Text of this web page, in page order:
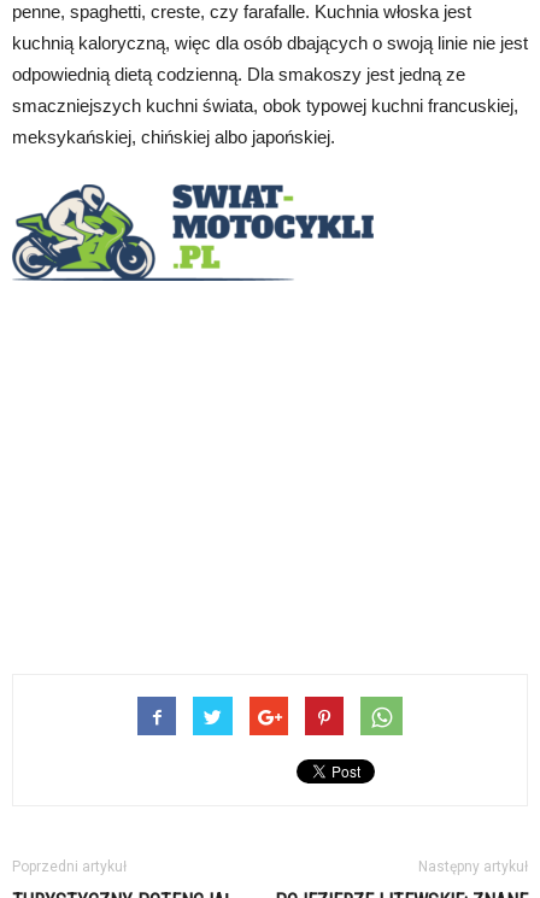
penne, spaghetti, creste, czy farafalle. Kuchnia włoska jest
kuchnią kaloryczną, więc dla osób dbających o swoją linie nie jest
odpowiednią dietą codzienną. Dla smakoszy jest jedną ze
smaczniejszych kuchni świata, obok typowej kuchni francuskiej,
meksykańskiej, chińskiej albo japońskiej.
Poprzedni artykuł Następny artykuł